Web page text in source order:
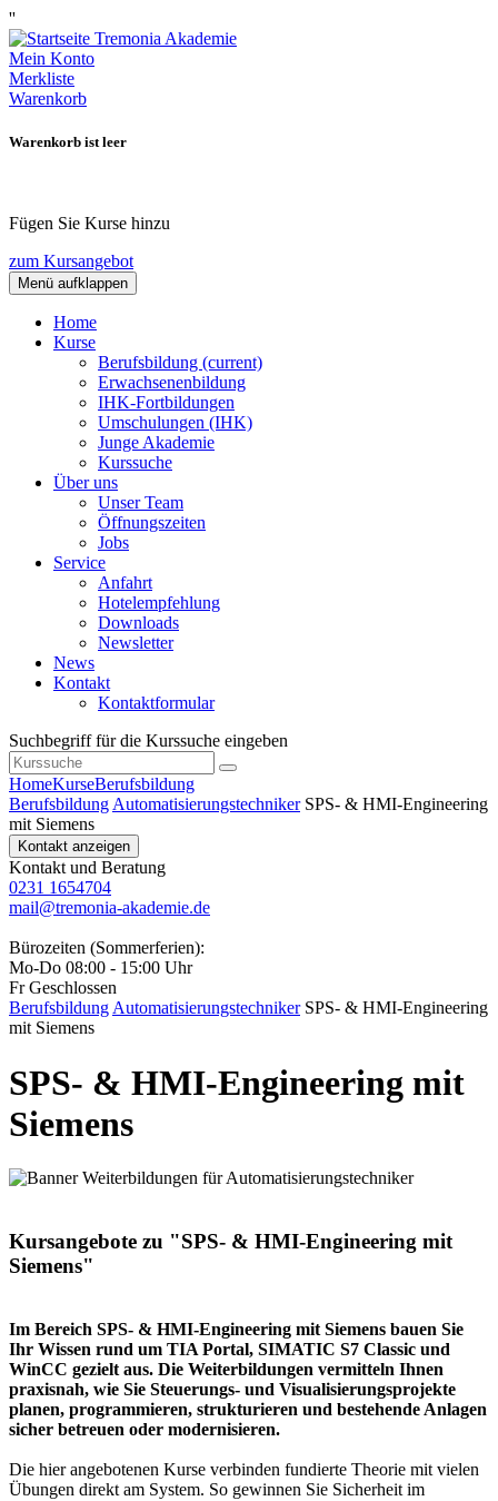
''
Mein Konto
Merkliste
Warenkorb
Warenkorb ist leer
Fügen Sie Kurse hinzu
zum Kursangebot
Menü aufklappen
Home
Kurse
Berufsbildung (current)
Erwachsenenbildung
IHK-Fortbildungen
Umschulungen (IHK)
Junge Akademie
Kurssuche
Über uns
Unser Team
Öffnungszeiten
Jobs
Service
Anfahrt
Hotelempfehlung
Downloads
Newsletter
News
Kontakt
Kontaktformular
Suchbegriff für die Kurssuche eingeben
HomeKurseBerufsbildung
Berufsbildung Automatisierungstechniker SPS‑ & HMI‑Engineering
mit Siemens
Kontakt anzeigen
Kontakt und Beratung
0231 1654704
mail@tremonia-akademie.de
Bürozeiten (Sommerferien):
Mo-Do 08:00 - 15:00 Uhr
Fr Geschlossen
Berufsbildung Automatisierungstechniker SPS‑ & HMI‑Engineering
mit Siemens
SPS‑ & HMI‑Engineering mit
Siemens
Kursangebote zu "SPS- & HMI-Engineering mit
Siemens"
Im Bereich SPS- & HMI-Engineering mit Siemens bauen Sie
Ihr Wissen rund um TIA Portal, SIMATIC S7 Classic und
WinCC gezielt aus. Die Weiterbildungen vermitteln Ihnen
praxisnah, wie Sie Steuerungs- und Visualisierungsprojekte
planen, programmieren, strukturieren und bestehende Anlagen
sicher betreuen oder modernisieren.
Die hier angebotenen Kurse verbinden fundierte Theorie mit vielen
Übungen direkt am System. So gewinnen Sie Sicherheit im